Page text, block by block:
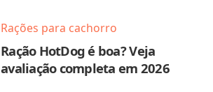
Rações para cachorro
Ração HotDog é boa? Veja
avaliação completa em 2026